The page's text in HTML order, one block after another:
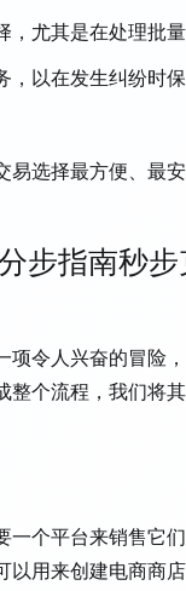
，尤其是在处理批
，以在发生纠纷时
易选择最方便、最
步指南秒
项令人兴奋的冒险
整个流程，我们将
一个平台来销售它
以用来创建电商商